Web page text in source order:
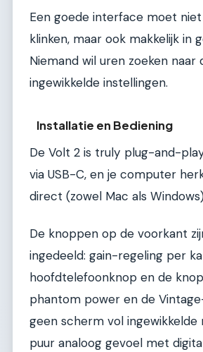
Een goede interface moet
klinken, maar ook makkelijk in
Niemand wil uren zoeken naar
ingewikkelde instellingen.
Installatie en Bediening
De Volt 2 is truly plug-and-
via USB-C, en je computer
direct (zowel Mac als
De knoppen op de voorkant
ingedeeld: gain-regeling per
hoofdtelefoonknop en de
phantom power en de
geen scherm vol ingewikkelde
puur analoog gevoel met